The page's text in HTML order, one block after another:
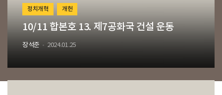
정치개혁 개헌
10/11 합본호 13. 제7공화국 건설 운동
장석준 2024.01.25